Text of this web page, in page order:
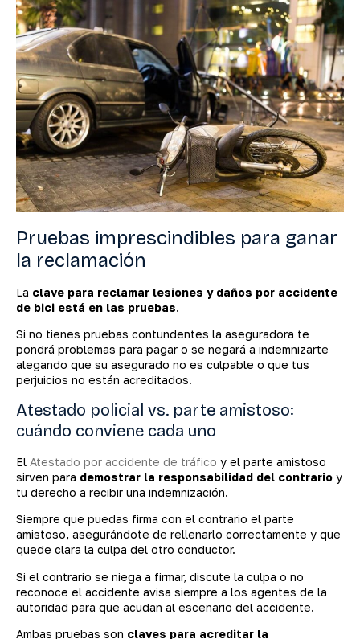
Pruebas imprescindibles para ganar
la reclamación
La clave para reclamar lesiones y daños por accidente
de bici está en las pruebas.
Si no tienes pruebas contundentes la aseguradora te
pondrá problemas para pagar o se negará a indemnizarte
alegando que su asegurado no es culpable o que tus
perjuicios no están acreditados.
Atestado policial vs. parte amistoso:
cuándo conviene cada uno
El Atestado por accidente de tráfico y el parte amistoso
sirven para demostrar la responsabilidad del contrario y
tu derecho a recibir una indemnización.
Siempre que puedas firma con el contrario el parte
amistoso, asegurándote de rellenarlo correctamente y que
quede clara la culpa del otro conductor.
Si el contrario se niega a firmar, discute la culpa o no
reconoce el accidente avisa siempre a los agentes de la
autoridad para que acudan al escenario del accidente.
Ambas pruebas son claves para acreditar la